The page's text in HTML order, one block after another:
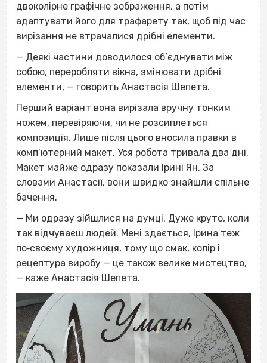
двоколірне графічне зображення, а потім
адаптувати його для трафарету так, щоб під час
вирізання не втрачалися дрібні елементи.
— Деякі частини доводилося об’єднувати між
собою, переробляти вікна, змінювати дрібні
елементи, — говорить Анастасія Шепета.
Перший варіант вона вирізала вручну тонким
ножем, перевіряючи, чи не розсиплеться
композиція. Лише після цього вносила правки в
комп’ютерний макет. Уся робота тривала два дні.
Макет майже одразу показали Ірині Ян. За
словами Анастасії, вони швидко знайшли спільне
бачення.
— Ми одразу зійшлися на думці. Дуже круто, коли
так відчуваєш людей. Мені здається, Ірина теж
по‐своєму художниця, тому що смак, колір і
рецептура виробу — це також велике мистецтво,
— каже Анастасія Шепета.